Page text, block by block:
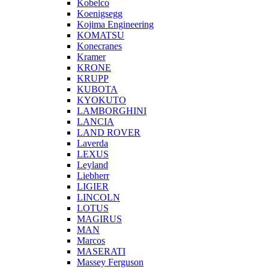
Kobelco
Koenigsegg
Kojima Engineering
KOMATSU
Konecranes
Kramer
KRONE
KRUPP
KUBOTA
KYOKUTO
LAMBORGHINI
LANCIA
LAND ROVER
Laverda
LEXUS
Leyland
Liebherr
LIGIER
LINCOLN
LOTUS
MAGIRUS
MAN
Marcos
MASERATI
Massey Ferguson